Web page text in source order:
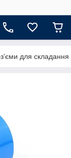
для складання